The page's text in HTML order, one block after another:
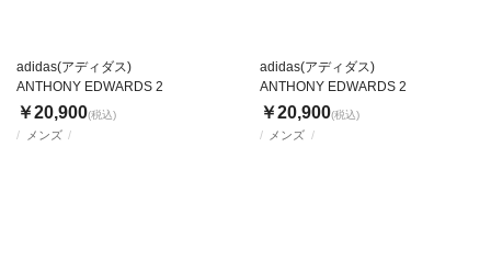
メンズ
adidas(アディダス)
ANTHONY EDWARDS 2
￥20,900(税込)
メンズ
adidas(アディダス)
ANTHONY EDWARDS 2
￥20,900(税込)